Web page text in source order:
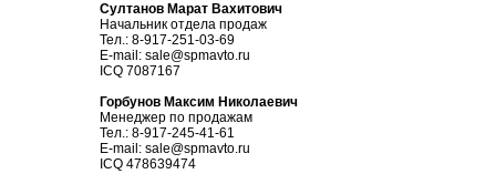
Султанов Марат Вахитович
Начальник отдела продаж
Тел.: 8-917-251-03-69
E-mail: sale@spmavto.ru
ICQ 7087167
Горбунов Максим Николаевич
Менеджер по продажам
Тел.: 8-917-245-41-61
E-mail: sale@spmavto.ru
ICQ 478639474